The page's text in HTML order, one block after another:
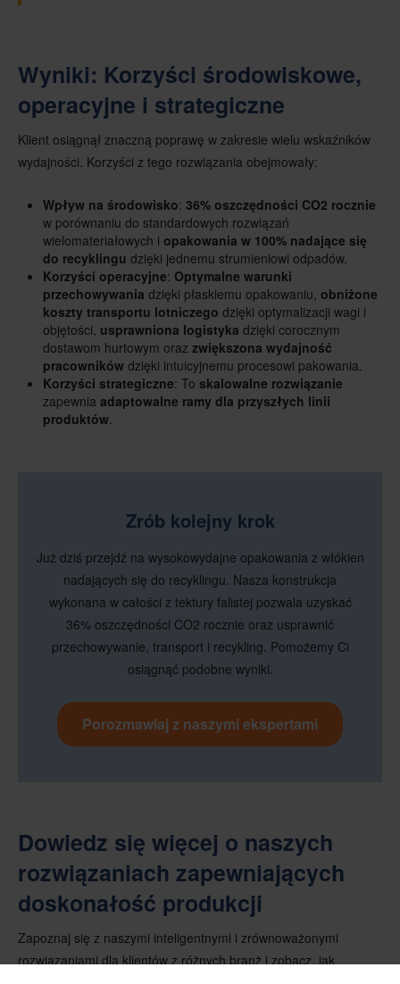
Wyniki: Korzyści środowiskowe,
operacyjne i strategiczne
Klient osiągnął znaczną poprawę w zakresie wielu wskaźników
wydajności. Korzyści z tego rozwiązania obejmowały:
Wpływ na środowisko: 36% oszczędności CO2 rocznie
w porównaniu do standardowych rozwiązań
wielomateriałowych i opakowania w 100% nadające się
do recyklingu dzięki jednemu strumieniowi odpadów.
Korzyści operacyjne: Optymalne warunki
przechowywania dzięki płaskiemu opakowaniu, obniżone
koszty transportu lotniczego dzięki optymalizacji wagi i
objętości, usprawniona logistyka dzięki corocznym
dostawom hurtowym oraz zwiększona wydajność
pracowników dzięki intuicyjnemu procesowi pakowania.
Korzyści strategiczne: To skalowalne rozwiązanie
zapewnia adaptowalne ramy dla przyszłych linii
produktów.
Zrób kolejny krok
Już dziś przejdź na wysokowydajne opakowania z włókien
nadających się do recyklingu. Nasza konstrukcja
wykonana w całości z tektury falistej pozwala uzyskać
36% oszczędności CO2 rocznie oraz usprawnić
przechowywanie, transport i recykling. Pomożemy Ci
osiągnąć podobne wyniki.
Porozmawiaj z naszymi ekspertami
Dowiedz się więcej o naszych
rozwiązaniach zapewniających
doskonałość produkcji
Zapoznaj się z naszymi inteligentnymi i zrównoważonymi
rozwiązaniami dla klientów z różnych branż i zobacz, jak